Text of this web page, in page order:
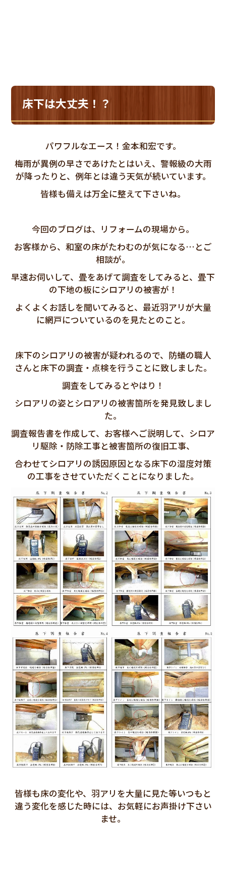
床下は大丈夫！？
パワフルなエース！金本和宏です。
梅雨が異例の早さであけたとはいえ、警報級の大雨
が降ったりと、例年とは違う天気が続いています。
皆様も備えは万全に整えて下さいね。
今回のブログは、リフォームの現場から。
お客様から、和室の床がたわむのが気になる…とご
相談が。
早速お伺いして、畳をあげて調査をしてみると、畳下
の下地の板にシロアリの被害が！
よくよくお話しを聞いてみると、最近羽アリが大量
に網戸についているのを見たとのこと。
床下のシロアリの被害が疑われるので、防蟻の職人
さんと床下の調査・点検を行うことに致しました。
調査をしてみるとやはり！
シロアリの姿とシロアリの被害箇所を発見致しまし
た。
調査報告書を作成して、お客様へご説明して、シロア
リ駆除・防除工事と被害箇所の復旧工事、
合わせてシロアリの誘因原因となる床下の湿度対策
の工事をさせていただくことになりました。
皆様も床の変化や、羽アリを大量に見た等いつもと
違う変化を感じた時には、お気軽にお声掛け下さい
ませ。